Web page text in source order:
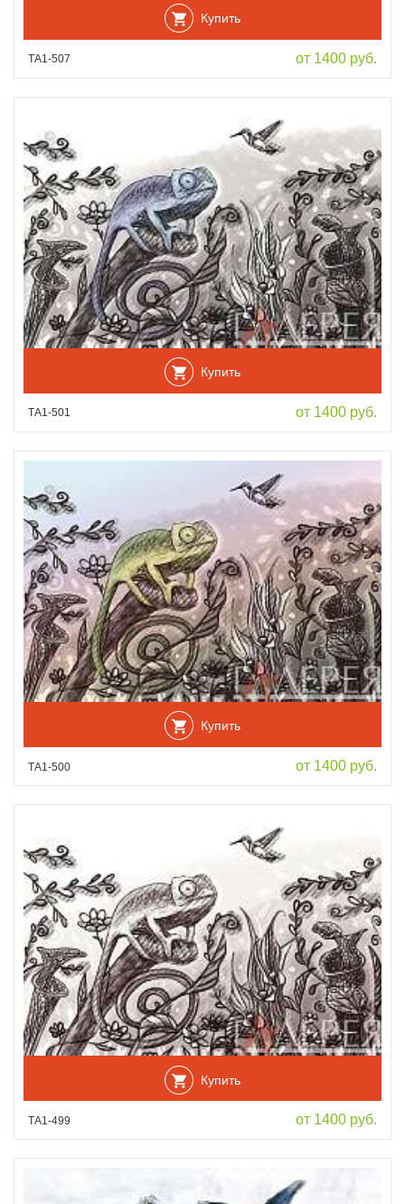
Купить
ТА1-507 от 1400 руб.
Купить
ТА1-501 от 1400 руб.
Купить
ТА1-500 от 1400 руб.
Купить
ТА1-499 от 1400 руб.